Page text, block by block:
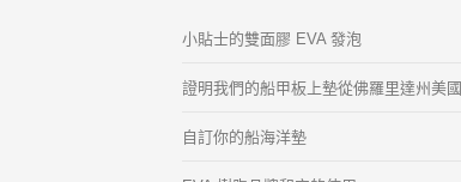
小貼士的雙面膠 EVA 發泡
證明我們的船甲板上墊從佛羅里達州美國
自訂你的船海洋墊